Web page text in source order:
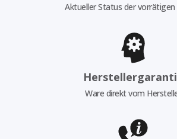
Aktueller Status der vorrätigen
Ware direkt vom